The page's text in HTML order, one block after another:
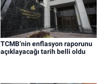
TCMB’nin enflasyon raporunu
açıklayacağı tarih belli oldu